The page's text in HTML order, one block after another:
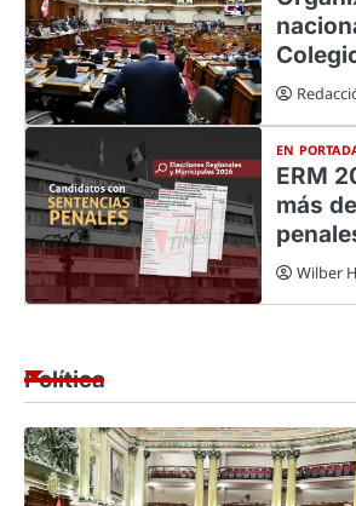
EN
ERM
más
Wilber
Política